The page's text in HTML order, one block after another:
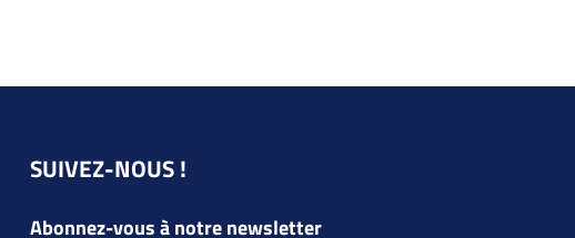
SUIVEZ-NOUS !
Abonnez-vous à notre newsletter